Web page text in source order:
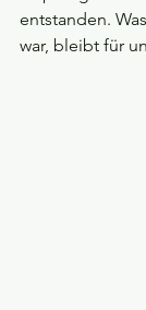
entstanden.
war, bleibt für